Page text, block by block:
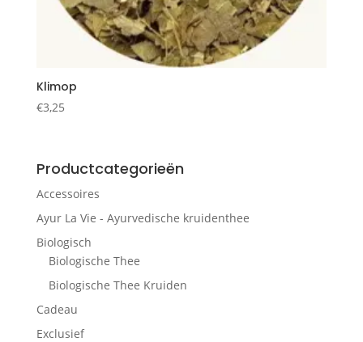
Klimop
€3,25
Productcategorieën
Accessoires
Ayur La Vie - Ayurvedische kruidenthee
Biologisch
Biologische Thee
Biologische Thee Kruiden
Cadeau
Exclusief